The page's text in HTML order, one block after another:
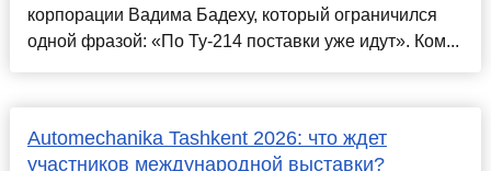
корпорации Вадима Бадеху, который ограничился
одной фразой: «По Ту-214 поставки уже идут». Ком...
Automechanika Tashkent 2026: что ждет
участников международной выставки?